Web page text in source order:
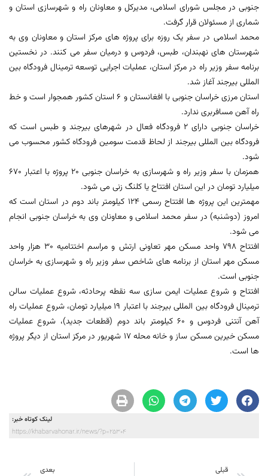
جنوبی در مجلس شورای اسلامی، مدیرکل و معاونان راه و شهرسازی استان و
شماری از مسئولان قرار گرفت.
محمد اسلامی در سفر یک روزه برای پروژه های مرکز استان و معاونان وی به
شهرستان های نهبندان، طبس، فردوس و درمیان سفر می کنند. در نخستین
برنامه سفر وزیر راه در مرکز استان، عملیات اجرایی توسعه ترمینال فرودگاه بین
المللی بیرجند آغاز شد.
استان مرزی خراسان جنوبی با افغانستان و 6 استان کشور همجوار است و خط
راه آهن مسافربری ندارد.
خراسان جنوبی دارای 2 فرودگاه فعال در شهرهای بیرجند و طبس است که
فرودگاه بین المللی بیرجند از لحاظ قدمت سومین فرودگاه کشور محسوب می
شود.
همزمان با سفر وزیر راه و شهرسازی به خراسان جنوبی 20 پروژه با اعتبار 670
میلیارد تومان در این استان افتتاح یا کلنگ زنی می شود.
مهمترین این پروژه ها افتتاح رسمی 124 کیلومتر باند دوم در استان است که
امروز (دوشنبه) در سفر محمد اسلامی و معاونان وی به خراسان جنوبی انجام
می شود.
افتتاح 798 واحد مسکن مهر تعاونی ارتش و مراسم اختتامیه 30 هزار واحد
مسکن مهر استان از برنامه های شاخص سفر وزیر راه و شهرسازی به خراسان
جنوبی است.
افتتاح و شروع عملیات ایمن سازی سه نقطه پرحادثه، شروع عملیات سالن
ترمینال فرودگاه بین المللی بیرجند با اعتبار 19 میلیارد تومان، شروع عملیات راه
آهن آنتنی فردوس و 60 کیلومتر باند دوم (قطعات جدید)، شروع عملیات
مسکن خیرین مسکن ساز و خانه محله 17 شهریور در مرکز استان از دیگر پروژه
ها است.
لینک کوتاه خبر:
https://khabarvahonar.ir/news/?p=25304
قبلی بعدی